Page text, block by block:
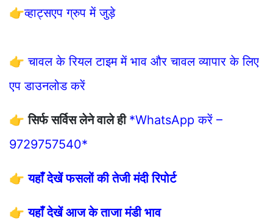
👉व्हाट्सएप ग्रुप में जुड़े
👉चावल के रियल टाइम में भाव और चावल व्यापार के लिए
एप डाउनलोड करें
👉सिर्फ सर्विस लेने वाले ही *WhatsApp करें –
9729757540*
👉यहाँ देखें फसलों की तेजी मंदी रिपोर्ट
👉यहाँ देखें आज के ताजा मंडी भाव